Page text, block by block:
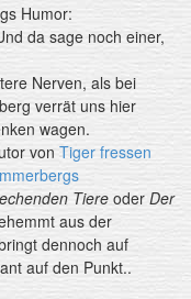
Humor:
da sage noch einer,
Nerven, als bei
verrät uns hier
wagen.
von Tiger fressen
Tiereoder Der
aus der
dennoch auf
auf den Punkt..